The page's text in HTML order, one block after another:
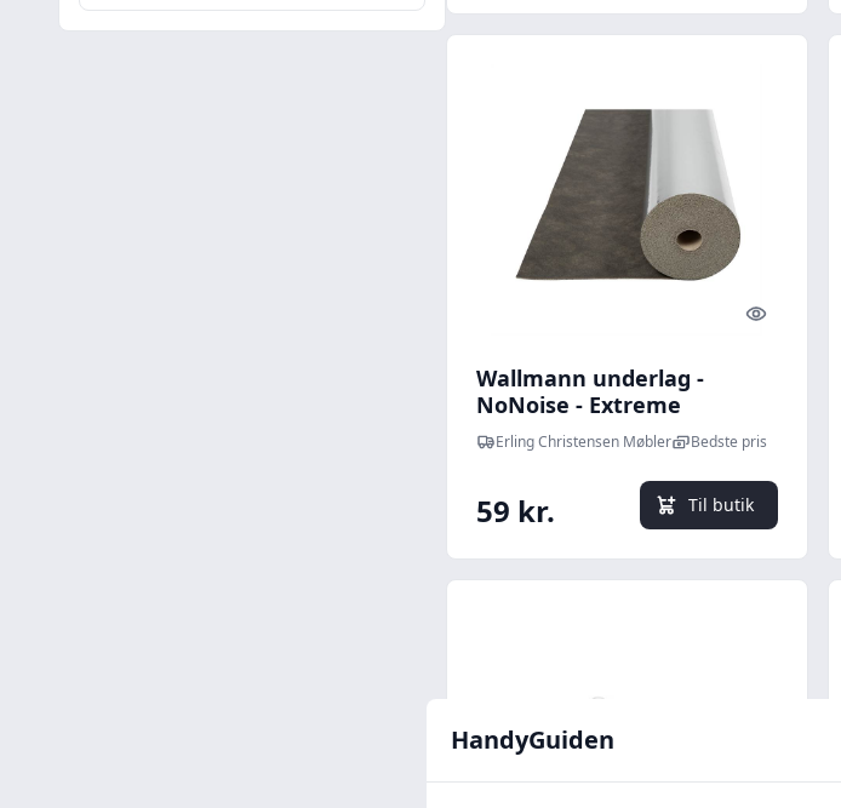
Quick look
Wallmann underlag -
NoNoise - Extreme
Compact m/dampspærre -
2 mm : Erling Christensen
Erling Christensen Møbler Bedste pris
59 kr. Til butik
HandyGuiden